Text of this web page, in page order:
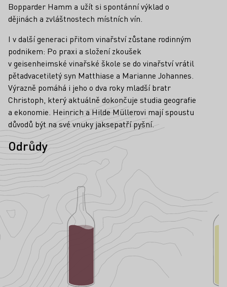
Bopparder Hamm a užít si spontánní výklad o
dějinách a zvláštnostech místních vín.
I v další generaci přitom vinařství zůstane rodinným
podnikem: Po praxi a složení zkoušek
v geisenheimské vinařské škole se do vinařství vrátil
pětadvacetiletý syn Matthiase a Marianne Johannes.
Výrazně pomáhá i jeho o dva roky mladší bratr
Christoph, který aktuálně dokončuje studia geografie
a ekonomie. Heinrich a Hilde Müllerovi mají spoustu
důvodů být na své vnuky jaksepatří pyšní.
Odrůdy